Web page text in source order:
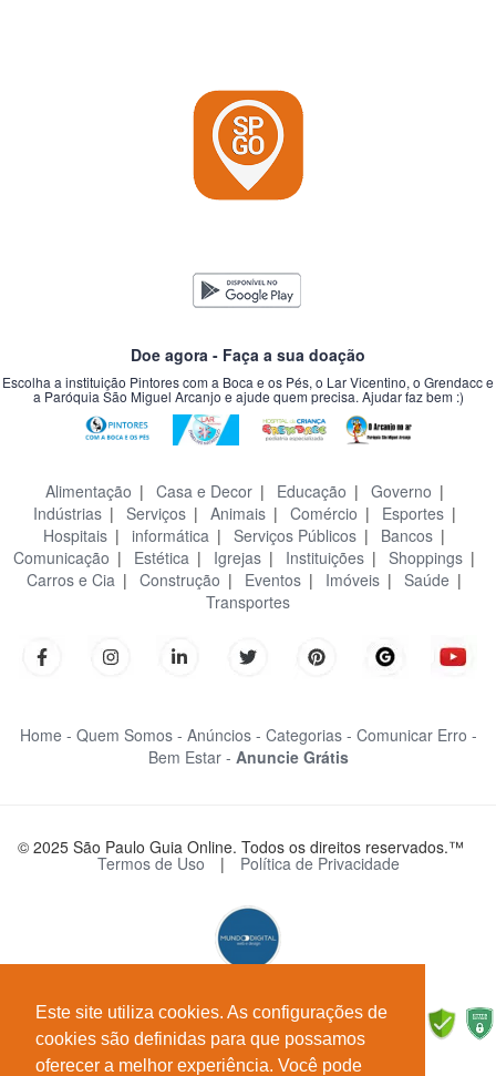
Este site utiliza cookies. As configurações de
cookies são definidas para que possamos
oferecer a melhor experiência. Você pode
Doe agora - Faça a sua doação
Escolha a instituição Pintores com a Boca e os Pés, o Lar Vicentino, o Grendacc e
a Paróquia São Miguel Arcanjo e ajude quem precisa. Ajudar faz bem :)
Alimentação | Casa e Decor| Educação | Governo |
Indústrias| Serviços| Animais| Comércio | Esportes|
Hospitais | informática | Serviços Públicos | Bancos |
Comunicação | Estética | Igrejas | Instituições | Shoppings |
Carros e Cia | Construção | Eventos | Imóveis | Saúde |
Transportes
Home - Quem Somos - Anúncios - Categorias - Comunicar Erro -
Bem Estar - Anuncie Grátis
© 2025 São Paulo Guia Online. Todos os direitos reservados.™
Termos de Uso | Política de Privacidade